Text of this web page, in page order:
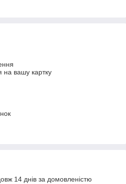
на вашу картку
14 днів за домовленістю